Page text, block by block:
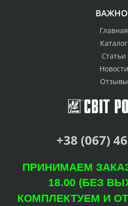
Главная
Каталог
Статьи
Новости
Отзывы
+38 (067)
ПРИНИМАЕМ
18.00 (БЕЗ
КОМПЛЕКТУЕМ И